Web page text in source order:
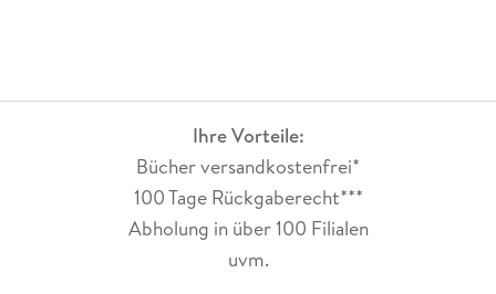
Ihre Vorteile:
Bücher versandkostenfrei*
100 Tage Rückgaberecht***
Abholung in über 100 Filialen
uvm.